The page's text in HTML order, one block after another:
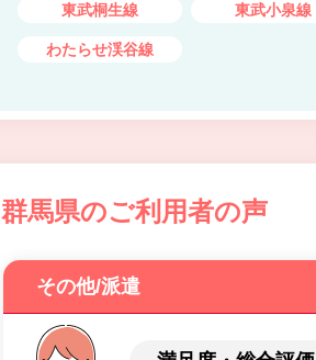
東武桐生線 東武小泉線
わたらせ渓谷線
群馬県のご利用者の声
その他/派遣